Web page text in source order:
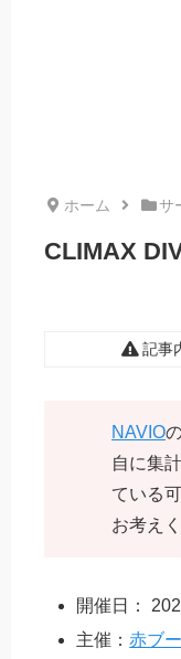
ホーム サ
CLIMAX
記事
NAVIO
自に集
ている
お考え
開催日：
主催：赤ブ